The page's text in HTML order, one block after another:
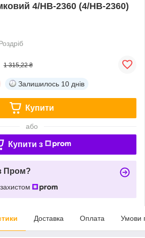
4/НВ-2360 (4/HB-2360)
1 315,22 ₴
Залишилось 10 днів
Купити
або
Купити з
Пром?
Доставка Оплата Умови